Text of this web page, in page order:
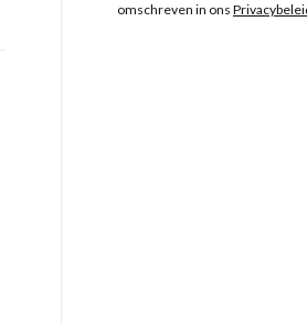
omschreven in ons